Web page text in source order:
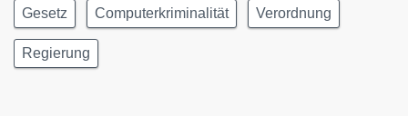
Gesetz Computerkriminalität Verordnung
Regierung